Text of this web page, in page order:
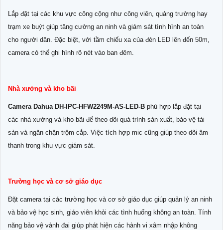
Lắp đặt tại các khu vực công cộng như công viên, quảng trường hay
trạm xe buýt giúp tăng cường an ninh và giám sát tình hình an toàn
cho người dân. Đặc biệt, với tầm chiếu xa của đèn LED lên đến 50m,
camera có thể ghi hình rõ nét vào ban đêm.
Nhà xưởng và kho bãi
Camera Dahua DH-IPC-HFW2249M-AS-LED-B phù hợp lắp đặt tại
các nhà xưởng và kho bãi để theo dõi quá trình sản xuất, bảo vệ tài
sản và ngăn chặn trộm cắp. Việc tích hợp mic cũng giúp theo dõi âm
thanh trong khu vực giám sát.
Trường học và cơ sở giáo dục
Đặt camera tại các trường học và cơ sở giáo dục giúp quản lý an ninh
và bảo vệ học sinh, giáo viên khỏi các tình huống không an toàn. Tính
năng bảo vệ vành đai giúp phát hiện các hành vi xâm nhập không